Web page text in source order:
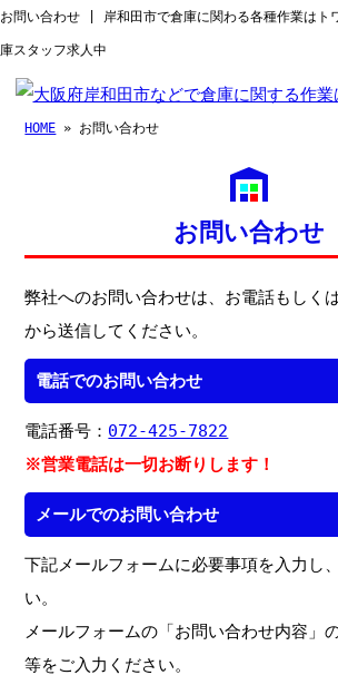
お問い合わせ | 岸和田市で倉庫に関わる各種作業はト
庫スタッフ求人中
HOME » お問い合わせ
お問い合わせ
弊社へのお問い合わせは、お電話もしく
から送信してください。
電話でのお問い合わせ
電話番号： 072-425-7822
※営業電話は一切お断りします！
メールでのお問い合わせ
下記メールフォームに必要事項を入力し
い。
メールフォームの「お問い合わせ内容」
等をご入力ください。